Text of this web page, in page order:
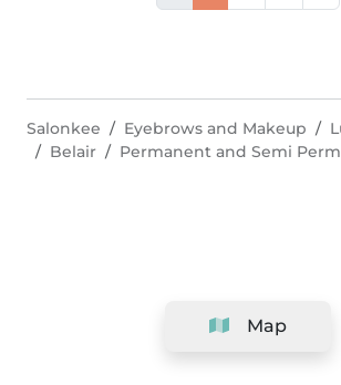
Map
Salonkee Eyebrows and Makeup
Belair
Permanent and Semi